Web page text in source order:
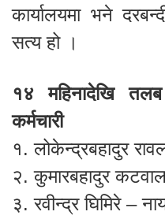
कार्यालयमा भने
सत्य हो ।
१४ महिनादेखि
कर्मचारी
१. लोकेन्द्रबहादुर
२. कुमारबहादुर
३. रवीन्द्र घिमिरे –